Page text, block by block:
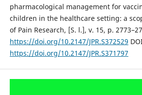
pharmacological management for
children in the healthcare setting: a
of Pain Research, [S. l.], v. 15, p.
https://doi.org/10.2147/JPR.S372529
https://doi.org/10.2147/JPR.S371797